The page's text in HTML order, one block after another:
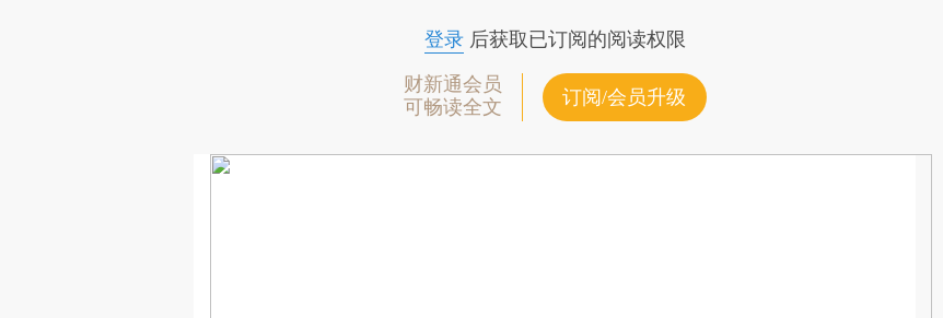
登录后获取已订阅的阅读权限
财新通会员
可畅读全文
订阅/会员升级